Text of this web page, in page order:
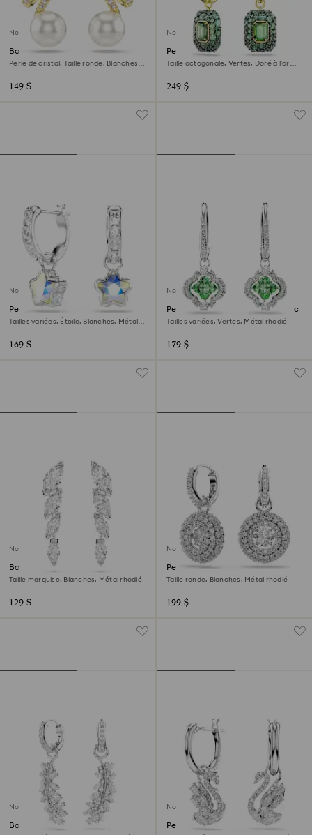
Nouveau
Boucles d'oreilles Gabriella
Perle de cristal, Taille ronde, Blanches,
149 $
Nouveau
Pendants d'oreilles Sublima
Taille octogonale, Vertes, Doré à l’or
249 $
Nouveau
Pendants d'oreilles Chroma
Tailles variées, Étoile, Blanches, Métal
169 $
Nouveau
Pendants d'oreilles Una Angelic
Tailles variées, Vertes, Métal rhodié
179 $
Nouveau
Boucles d'oreilles Mesmera
Taille marquise, Blanches, Métal rhodié
129 $
Nouveau
Pendants d'oreilles Sublima
Taille ronde, Blanches, Métal rhodié
199 $
Nouveau
Boucles d'oreilles Vienna
Nouveau
Pendants d'oreilles Swan